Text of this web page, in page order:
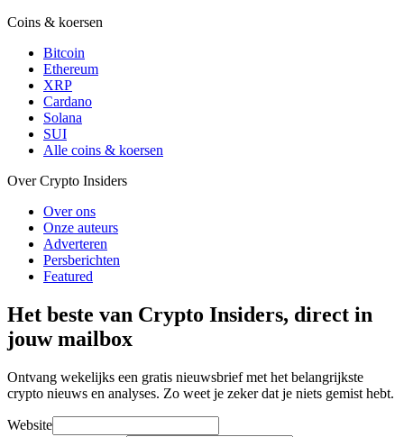
Coins & koersen
Bitcoin
Ethereum
XRP
Cardano
Solana
SUI
Alle coins & koersen
Over Crypto Insiders
Over ons
Onze auteurs
Adverteren
Persberichten
Featured
Het beste van Crypto Insiders, direct in
jouw mailbox
Ontvang wekelijks een gratis nieuwsbrief met het belangrijkste
crypto nieuws en analyses. Zo weet je zeker dat je niets gemist hebt.
Website